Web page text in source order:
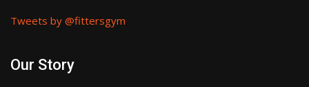
Tweets by @fittersgym
Our Story